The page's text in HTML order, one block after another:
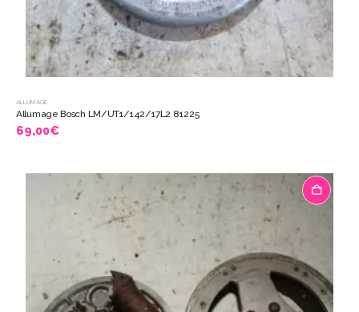
ALLUMAGE
Allumage Bosch LM/UT1/142/17L2 81225
69,00€